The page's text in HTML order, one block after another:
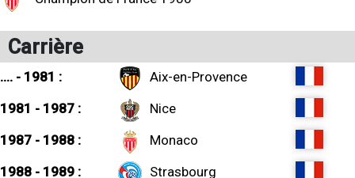
Carrière
.... - 1981 :
Aix-en-Provence
1981 - 1987 :
Nice
1987 - 1988 :
Monaco
1988 - 1989 :
Strasbourg